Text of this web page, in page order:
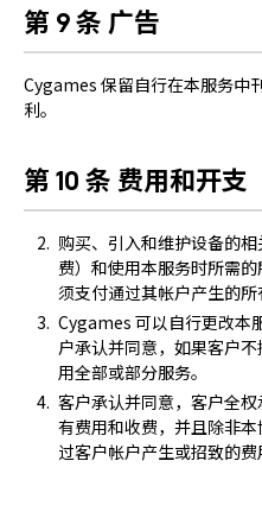
第 9 条 广告
Cygames 保留自行在本服务中
利。
第 10 条 费用和开支
购买、引入和维护设备的
费）和使用本服务时所需
须支付通过其帐户产生的所
Cygames 可以自行更改本
户承认并同意，如果客户
用全部或部分服务。
客户承认并同意，客户全
有费用和收费，并且除非
过客户帐户产生或招致的费